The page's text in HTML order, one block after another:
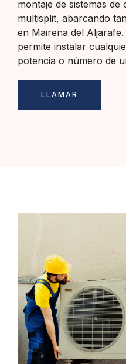
montaje de sistemas de
multisplit, abarcando
en Mairena del
permite instalar
potencia o número de
LLAMAR